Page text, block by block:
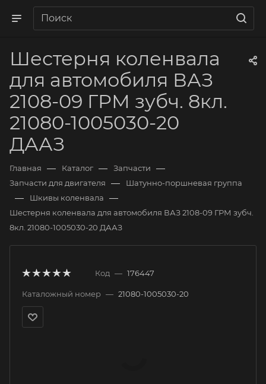
Шестерня коленвала
для автомобиля ВАЗ
2108-09 ГРМ зубч. 8кл.
21080-1005030-20
ДААЗ
Главная — Каталог — Запчасти —
Запчасти для двигателя — Шатунно-поршневая группа
— Шкивы коленвала —
Шестерня коленвала для автомобиля ВАЗ 2108-09 ГРМ зубч.
8кл. 21080-1005030-20 ДААЗ
Код — 176447
Каталожный номер — 21080-1005030-20